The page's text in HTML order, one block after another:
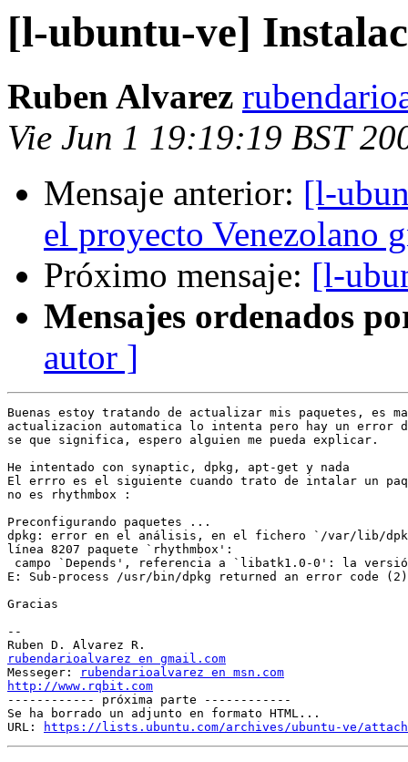
[l-ubuntu-ve]
Ruben Alvarez
Vie Jun 1 19:19:19 BST
Mensaje anterior: [l-
el proyecto Venezolano
Próximo mensaje: [l-
Mensajes ordenados
autor ]
Buenas estoy tratando de actualizar mis paquetes, es
actualizacion automatica lo intenta pero hay un error
se que significa, espero alguien me pueda explicar.
He intentado con synaptic, dpkg, apt-get y nada
El errro es el siguiente cuando trato de intalar un
no es rhythmbox :
Preconfigurando paquetes ...
dpkg: error en el análisis, en el fichero `/var/lib/
línea 8207 paquete `rhythmbox':
campo `Depends', referencia a `libatk1.0-0': la
E: Sub-process /usr/bin/dpkg returned an error code (2)
Gracias
--
rubendarioalvarez en gmail.com
Messeger:
rubendarioalvarez en msn.com
http://www.rqbit.com
------------ próxima parte ------------
Se ha borrado un adjunto en formato HTML...
URL:
https://lists.ubuntu.com/archives/ubuntu-ve/